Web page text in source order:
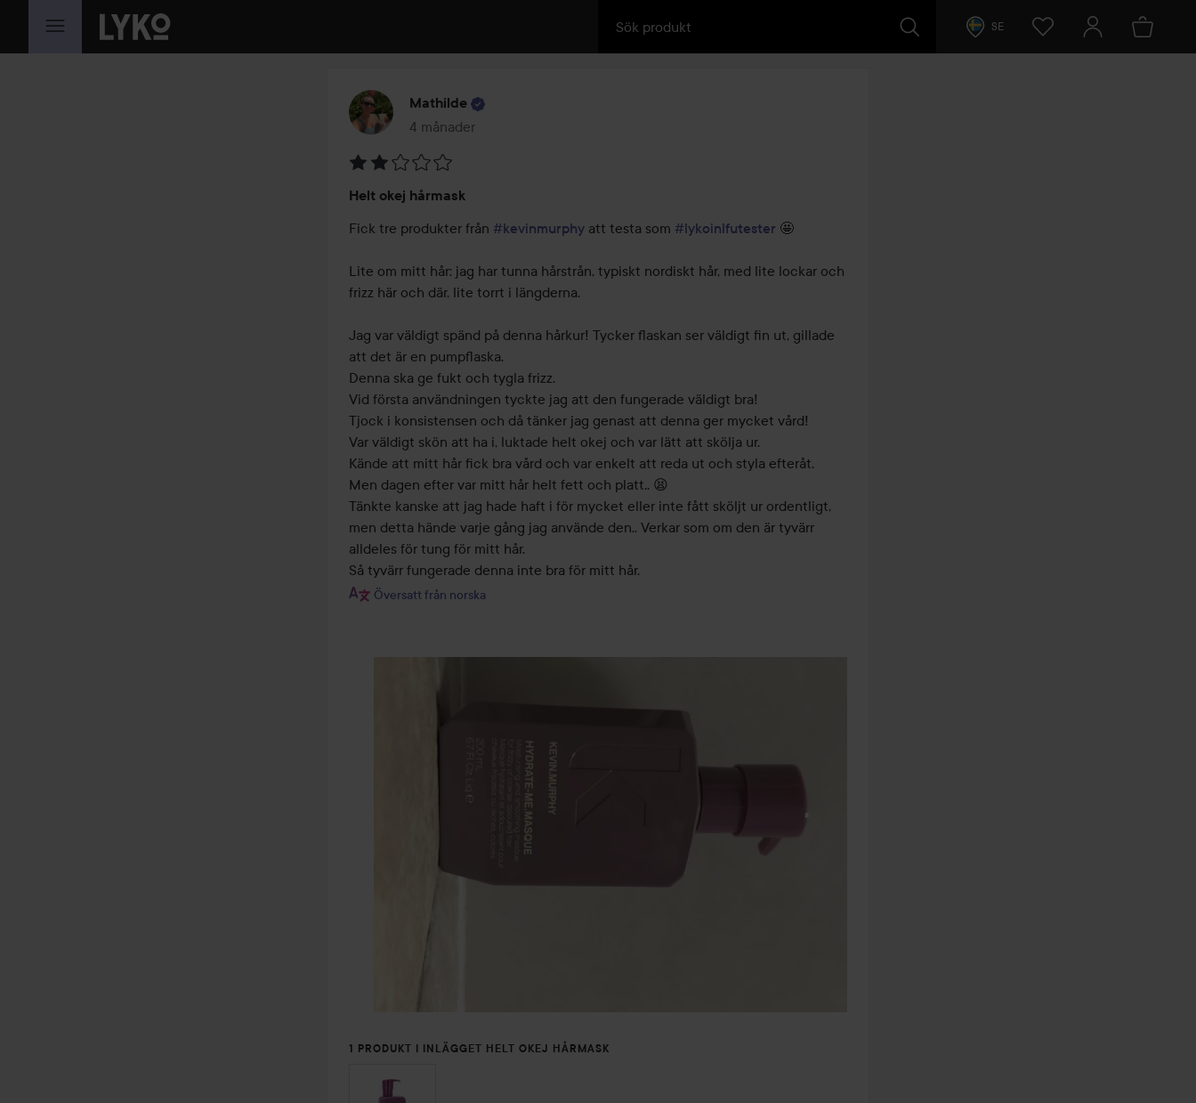
HOPPA TILL INNEHÅLLET SE
Mathilde
4 månader
Inlägget skapades 4 månader
2
av
Helt okej hårmask
Fick tre produkter från #kevinmurphy att testa som #lykoinlfutester 🤩
Lite om mitt hår: jag har tunna hårstrån, typiskt nordiskt hår, med lite lockar och
frizz här och där, lite torrt i längderna.
Jag var väldigt spänd på denna hårkur! Tycker flaskan ser väldigt fin ut, gillade
att det är en pumpflaska.
Denna ska ge fukt och tygla frizz.
Vid första användningen tyckte jag att den fungerade väldigt bra!
Tjock i konsistensen och då tänker jag genast att denna ger mycket vård!
Var väldigt skön att ha i, luktade helt okej och var lätt att skölja ur.
Kände att mitt hår fick bra vård och var enkelt att reda ut och styla efteråt.
Men dagen efter var mitt hår helt fett och platt.. 😫
Tänkte kanske att jag hade haft i för mycket eller inte fått sköljt ur ordentligt,
men detta hände varje gång jag använde den.. Verkar som om den är tyvärr
alldeles för tung för mitt hår.
Så tyvärr fungerade denna inte bra för mitt hår.
Översatt från norska
1 PRODUKT I INLÄGGET HELT OKEJ HÅRMASK